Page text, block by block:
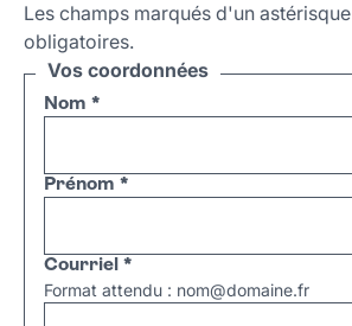
Les champs marqués d'un astérisque
obligatoires.
Vos coordonnées
Nom *
Prénom *
Courriel *
Format attendu : nom@domaine.fr